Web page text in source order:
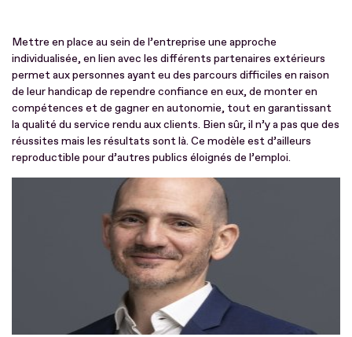
Mettre en place au sein de l’entreprise une approche
individualisée, en lien avec les différents partenaires extérieurs
permet aux personnes ayant eu des parcours difficiles en raison
de leur handicap de rependre confiance en eux, de monter en
compétences et de gagner en autonomie, tout en garantissant
la qualité du service rendu aux clients. Bien sûr, il n’y a pas que des
réussites mais les résultats sont là. Ce modèle est d’ailleurs
reproductible pour d’autres publics éloignés de l’emploi.